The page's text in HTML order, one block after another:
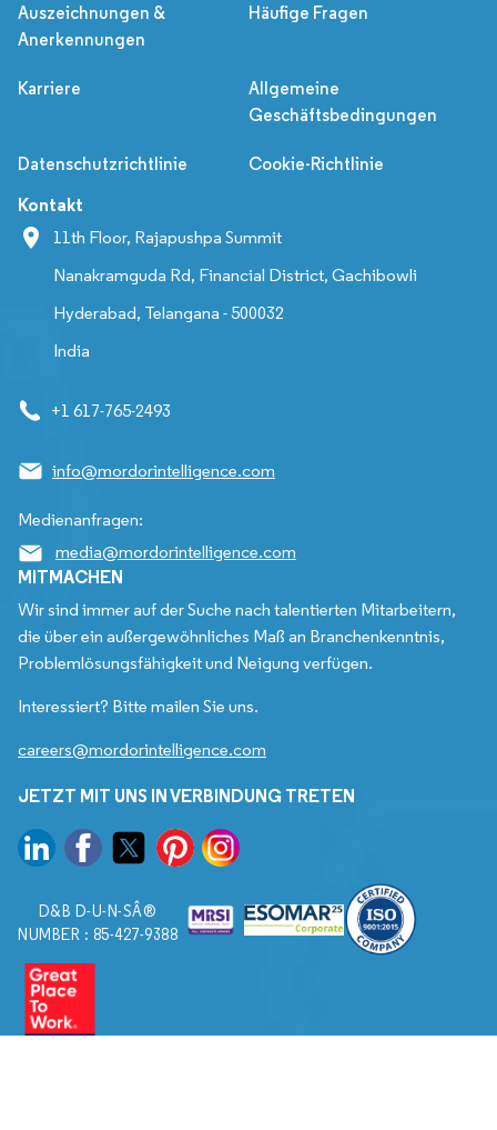
Auszeichnungen &
Anerkennungen
Häufige Fragen
Karriere
Allgemeine
Geschäftsbedingungen
Datenschutzrichtlinie Cookie-Richtlinie
Kontakt
11th Floor, Rajapushpa Summit
Nanakramguda Rd, Financial District, Gachibowli
Hyderabad, Telangana - 500032
India
+1 617-765-2493
info@mordorintelligence.com
Medienanfragen:
media@mordorintelligence.com
MITMACHEN
Wir sind immer auf der Suche nach talentierten Mitarbeitern,
die über ein außergewöhnliches Maß an Branchenkenntnis,
Problemlösungsfähigkeit und Neigung verfügen.
Interessiert? Bitte mailen Sie uns.
careers@mordorintelligence.com
JETZT MIT UNS IN VERBINDUNG TRETEN
D&B D-U-N-SÂ®
NUMBER : 85-427-9388